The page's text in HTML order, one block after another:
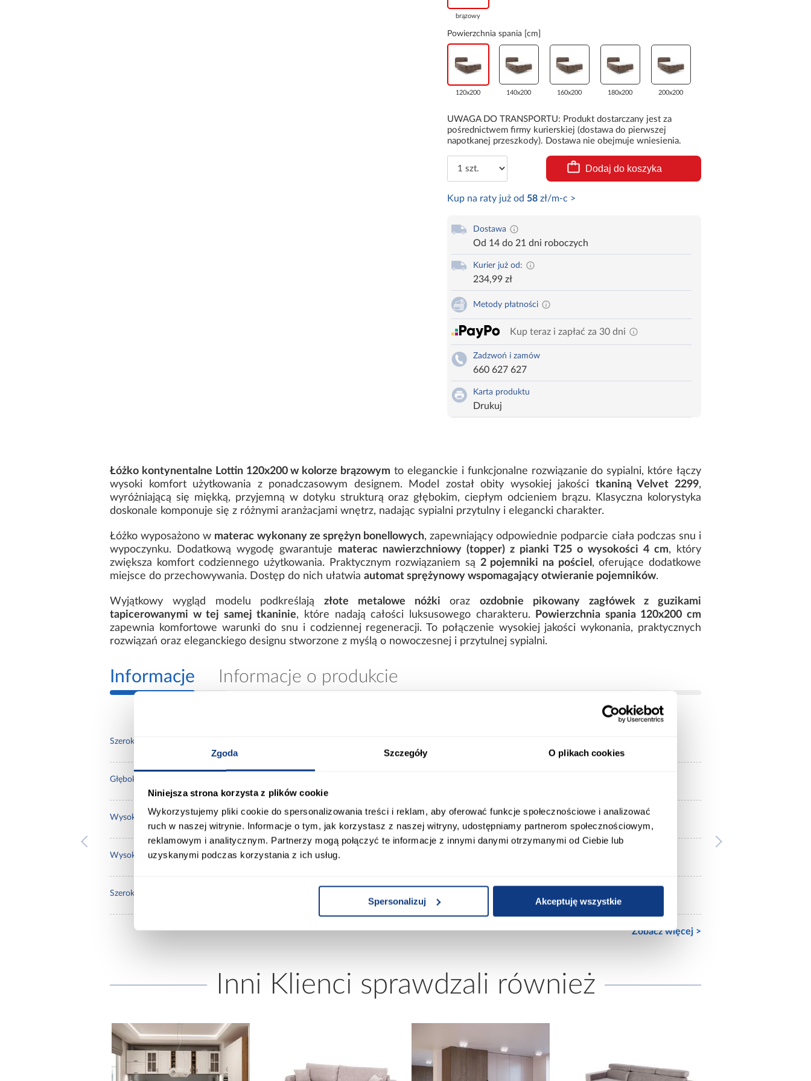
Zgoda Szczegóły O plikach cookies
Niniejsza strona korzysta z plików cookie
Wykorzystujemy pliki cookie do spersonalizowania treści i reklam, aby oferować funkcje społecznościowe i analizować
ruch w naszej witrynie. Informacje o tym, jak korzystasz z naszej witryny, udostępniamy partnerom społecznościowym,
reklamowym i analitycznym. Partnerzy mogą połączyć te informacje z innymi danymi otrzymanymi od Ciebie lub
uzyskanymi podczas korzystania z ich usług.
Spersonalizuj Akceptuję wszystkie
brązowy
Powierzchnia spania [cm]
120x200 140x200 160x200 180x200 200x200
UWAGA DO TRANSPORTU: Produkt dostarczany jest za
pośrednictwem firmy kurierskiej (dostawa do pierwszej
napotkanej przeszkody). Dostawa nie obejmuje wniesienia.
Dodaj do koszyka
Kup na raty już od 58zł/m-c >
Dostawa
Od 14 do 21 dni roboczych
Kurier już od:
234,99 zł
Metody płatności
Kup teraz i zapłać za 30 dni
Zadzwoń i zamów
660 627 627
Karta produktu
Drukuj
Łóżko kontynentalne Lottin 120x200 w kolorze brązowym to eleganckie i funkcjonalne rozwiązanie do sypialni, które łączy
wysoki komfort użytkowania z ponadczasowym designem. Model został obity wysokiej jakości tkaniną Velvet 2299,
wyróżniającą się miękką, przyjemną w dotyku strukturą oraz głębokim, ciepłym odcieniem brązu. Klasyczna kolorystyka
doskonale komponuje się z różnymi aranżacjami wnętrz, nadając sypialni przytulny i elegancki charakter.
Łóżko wyposażono w materac wykonany ze sprężyn bonellowych, zapewniający odpowiednie podparcie ciała podczas snu i
wypoczynku. Dodatkową wygodę gwarantuje materac nawierzchniowy (topper) z pianki T25 o wysokości 4 cm, który
zwiększa komfort codziennego użytkowania. Praktycznym rozwiązaniem są 2 pojemniki na pościel , oferujące dodatkowe
miejsce do przechowywania. Dostęp do nich ułatwia automat sprężynowy wspomagający otwieranie pojemników.
Wyjątkowy wygląd modelu podkreślają złote metalowe nóżki oraz ozdobnie pikowany zagłówek z guzikami
tapicerowanymi w tej samej tkaninie, które nadają całości luksusowego charakteru.
Powierzchnia spania 120x200 cm
zapewnia komfortowe warunki do snu i codziennej regeneracji. To połączenie wysokiej jakości wykonania, praktycznych
rozwiązań oraz eleganckiego designu stworzone z myślą o nowoczesnej i przytulnej sypialni.
Informacje Informacje o produkcie
Szerokość [cm]:
Głębokość [cm]:
Wysokość [cm]: 115.00
Wysokość do siedziska [cm]: 67.00
Szerokość pow. spania [cm]:
Materac w komplecie: Z materacem
Zobacz więcej >
Inni Klienci sprawdzali również